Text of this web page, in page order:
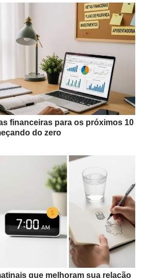
financeiras para os próximos 10
do zero
que melhoram sua relação